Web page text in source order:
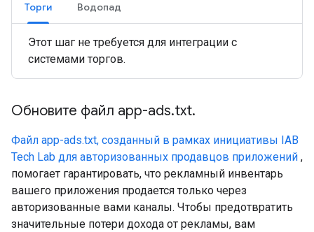
Торги Водопад
Этот шаг не требуется для интеграции с
системами торгов.
Обновите файл app-ads.txt.
Файл app-ads.txt, созданный в рамках инициативы IAB
Tech Lab для авторизованных продавцов приложений ,
помогает гарантировать, что рекламный инвентарь
вашего приложения продается только через
авторизованные вами каналы. Чтобы предотвратить
значительные потери дохода от рекламы, вам